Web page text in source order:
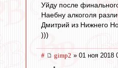
Уйду после финального
Наебну алкоголя
Дмитрий из Нижнего
)))
# gimp2 » 01 ноя 2018